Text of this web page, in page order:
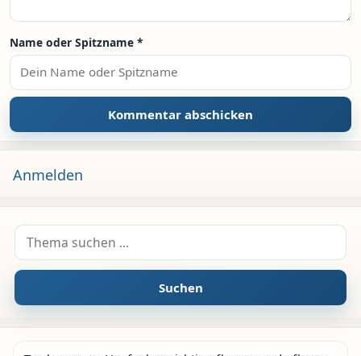
Name oder Spitzname *
Anmelden
Suche nach:
Suchen